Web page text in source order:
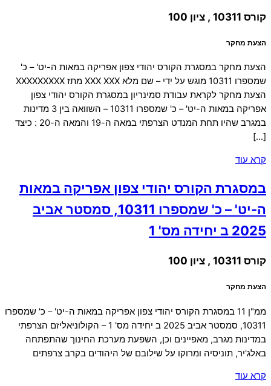
קורס 10311 , ציון 100
הצעת מחקר
הצעת מחקר במסגרת הקורס יהודי צפון אפריקה במאות ה-יט' – כ'
שמספרו 10311 מוגש על ידי – שם מלא XXX XXX מתז XXXXXXXXX
הצעת מחקר לקראת עבודת סמינריון במסגרת הקורס יהודי צפון
אפריקה במאות ה-יט' – כ' שמספרו 10311 – השוואה בין 3 מדינות
במגרב שהיו תחת המנדט הצרפתי במאה ה-19 והמאה ה-20 : כיצד
[…]
קרא עוד
במסגרת הקורס יהודי צפון אפריקה במאות
ה-יט' – כ' שמספרו 10311, סמסטר אביב
2025 ב יחידה מס' 1
קורס 10311 , ציון 100
הצעת מחקר
ממ"ן 11 במסגרת הקורס יהודי צפון אפריקה במאות ה-יט' – כ' שמספרו
10311, סמסטר אביב 2025 ב יחידה מס' 1 – הקולוניאליזם הצרפתי
במדינות מגרב, מאפיינים וכן, השפעת מערכת החינוך שהתפתחה
באלג'יר, תוניסיה ומרוקו על שילובם של היהודים בקרב צרפתים
קרא עוד